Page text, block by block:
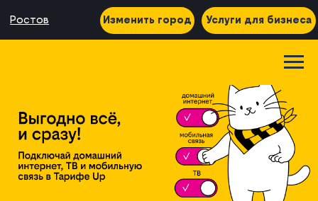
Ростов Изменить город Услуги для бизнеса